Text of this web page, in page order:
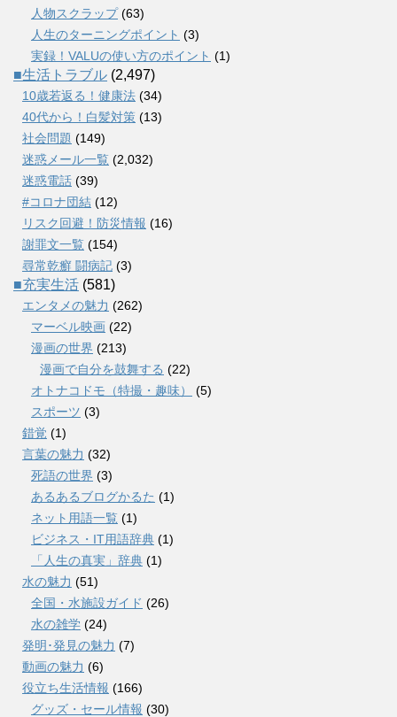
人物スクラップ(63)
人生のターニングポイント (3)
実録！VALUの使い方のポイント (1)
■生活トラブル (2,497)
10歳若返る！健康法 (34)
40代から！白髪対策 (13)
社会問題 (149)
迷惑メール一覧 (2,032)
迷惑電話 (39)
#コロナ団結 (12)
リスク回避！防災情報 (16)
謝罪文一覧 (154)
尋常乾癬 闘病記 (3)
■充実生活 (581)
エンタメの魅力 (262)
マーベル映画 (22)
漫画の世界 (213)
漫画で自分を鼓舞する (22)
オトナコドモ（特撮・趣味）
(5)
スポーツ (3)
錯覚 (1)
言葉の魅力 (32)
死語の世界 (3)
あるあるブログかるた (1)
ネット用語一覧 (1)
ビジネス・IT用語辞典 (1)
「人生の真実」辞典 (1)
水の魅力 (51)
全国・水施設ガイド (26)
水の雑学 (24)
発明･発見の魅力 (7)
動画の魅力 (6)
役立ち生活情報 (166)
グッズ・セール情報 (30)